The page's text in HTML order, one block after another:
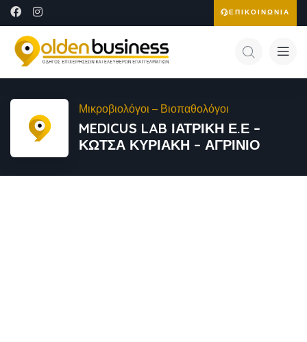
ΕΠΙΚΟΙΝΩΝΙΑ
Μικροβιολόγοι – Βιοπαθολόγοι
MEDICUS LAB ΙΑΤΡΙΚΗ Ε.Ε –
ΚΩΤΣΑ ΚΥΡΙΑΚΗ – ΑΓΡΙΝΙΟ